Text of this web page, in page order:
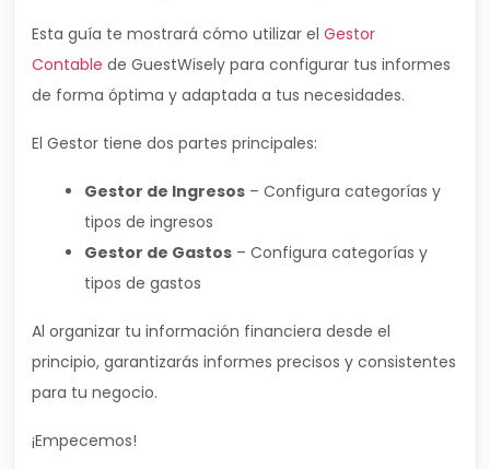
Esta guía te mostrará cómo utilizar el Gestor
Contable de GuestWisely para configurar tus informes
de forma óptima y adaptada a tus necesidades.
El Gestor tiene dos partes principales:
Gestor de Ingresos – Configura categorías y
tipos de ingresos
Gestor de Gastos – Configura categorías y
tipos de gastos
Al organizar tu información financiera desde el
principio, garantizarás informes precisos y consistentes
para tu negocio.
¡Empecemos!